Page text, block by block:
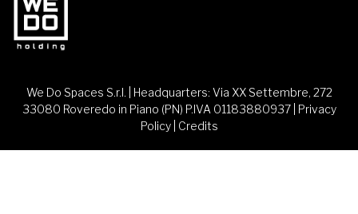
We Do Spaces S.r.l. | Headquarters: Via XX Settembre, 272
33080 Roveredo in Piano (PN) P.IVA 01183880937 | Privacy
Policy| Credits